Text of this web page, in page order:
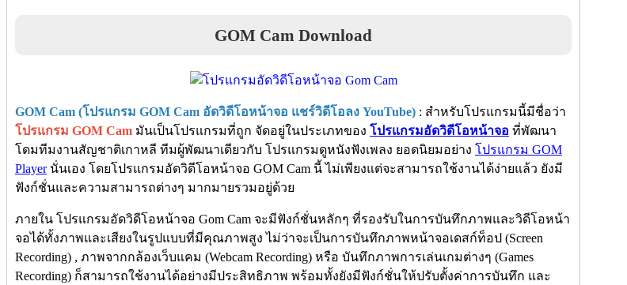
GOM Cam Download
GOM Cam (โปรแกรม GOM Cam อัดวิดีโอหน้าจอ แชร์วิดีโอลง YouTube) : สำหรับโปรแกรมนี้มีชื่อว่า
โปรแกรม GOM Cam มันเป็นโปรแกรมที่ถูก จัดอยู่ในประเภทของ โปรแกรมอัดวิดีโอหน้าจอ ที่พัฒนา
โดมทีมงานสัญชาติเกาหลี ทีมผู้พัฒนาเดียวกับ โปรแกรมดูหนังฟังเพลง ยอดนิยมอย่าง โปรแกรม GOM
Playerนั่นเอง โดยโปรแกรมอัดวิดีโอหน้าจอ GOM Cam นี้ ไม่เพียงแต่จะสามารถใช้งานได้ง่ายแล้ว ยังมี
ฟังก์ชั่นและความสามารถต่างๆ มากมายรวมอยู่ด้วย
ภายใน โปรแกรมอัดวิดีโอหน้าจอ Gom Cam จะมีฟังก์ชั่นหลักๆ ที่รองรับในการบันทึกภาพและวิดีโอหน้า
จอได้ทั้งภาพและเสียงในรูปแบบที่มีคุณภาพสูง ไม่ว่าจะเป็นการบันทึกภาพหน้าจอเดสก์ท็อป (Screen
Recording) , ภาพจากกล้องเว็บแคม (Webcam Recording) หรือ บันทึกภาพการเล่นเกมต่างๆ (Games
Recording) ก็สามารถใช้งานได้อย่างมีประสิทธิภาพ พร้อมทั้งยังมีฟังก์ชั่นให้ปรับตั้งค่าการบันทึก และ